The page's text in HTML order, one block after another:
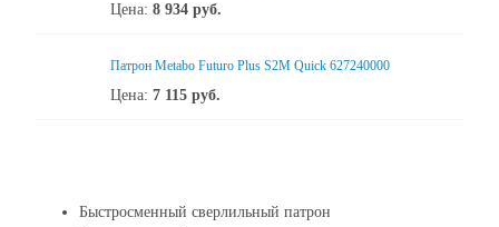
Цена: 8 934 руб.
Патрон Metabo Futuro Plus S2M Quick 627240000
Цена: 7 115 руб.
Быстросменный сверлильный патрон